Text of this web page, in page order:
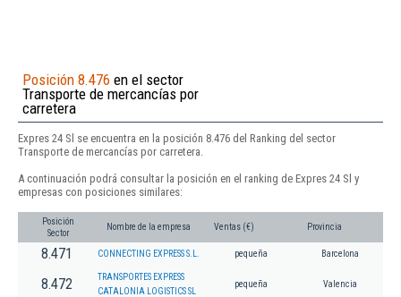
Posición 8.476 en el sector
Transporte de mercancías por
carretera
Expres 24 Sl se encuentra en la posición 8.476 del Ranking del sector
Transporte de mercancías por carretera.
A continuación podrá consultar la posición en el ranking de Expres 24 Sl y
empresas con posiciones similares:
Posición
Sector
Nombre de la empresa Ventas (€) Provincia
8.471 CONNECTING EXPRESS S.L. pequeña Barcelona
8.472
TRANSPORTES EXPRESS
CATALONIA LOGISTICS SL
pequeña Valencia